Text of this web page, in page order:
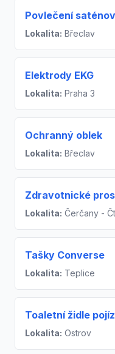
Povlečení
Lokalita: Břeclav
Elektrody EKG
Lokalita: Praha 3
Ochranný oblek
Lokalita: Břeclav
Zdravotnické
Lokalita: Čerčany -
Tašky Converse
Lokalita: Teplice
Toaletní židle
Lokalita: Ostrov